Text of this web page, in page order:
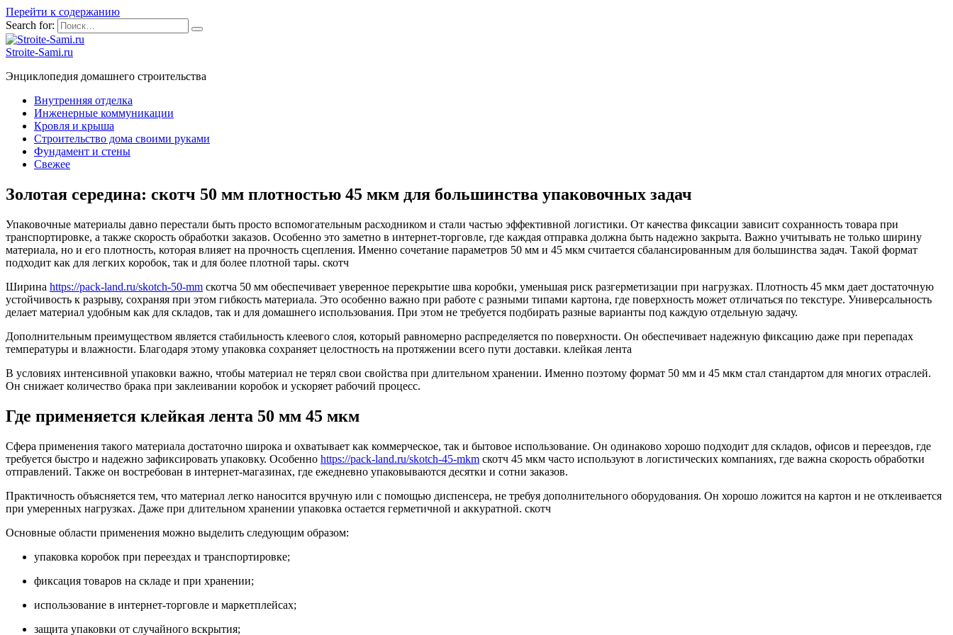
Перейти к содержанию
Search for:
Stroite-Sami.ru
Энциклопедия домашнего строительства
Внутренняя отделка
Инженерные коммуникации
Кровля и крыша
Строительство дома своими руками
Фундамент и стены
Свежее
Золотая середина: скотч 50 мм плотностью 45 мкм для большинства упаковочных задач
Упаковочные материалы давно перестали быть просто вспомогательным расходником и стали частью эффективной логистики. От качества фиксации зависит сохранность товара при
транспортировке, а также скорость обработки заказов. Особенно это заметно в интернет-торговле, где каждая отправка должна быть надежно закрыта. Важно учитывать не только ширину
материала, но и его плотность, которая влияет на прочность сцепления. Именно сочетание параметров 50 мм и 45 мкм считается сбалансированным для большинства задач. Такой формат
подходит как для легких коробок, так и для более плотной тары. скотч
Ширина https://pack-land.ru/skotch-50-mm скотча 50 мм обеспечивает уверенное перекрытие шва коробки, уменьшая риск разгерметизации при нагрузках. Плотность 45 мкм дает достаточную
устойчивость к разрыву, сохраняя при этом гибкость материала. Это особенно важно при работе с разными типами картона, где поверхность может отличаться по текстуре. Универсальность
делает материал удобным как для складов, так и для домашнего использования. При этом не требуется подбирать разные варианты под каждую отдельную задачу.
Дополнительным преимуществом является стабильность клеевого слоя, который равномерно распределяется по поверхности. Он обеспечивает надежную фиксацию даже при перепадах
температуры и влажности. Благодаря этому упаковка сохраняет целостность на протяжении всего пути доставки. клейкая лента
В условиях интенсивной упаковки важно, чтобы материал не терял свои свойства при длительном хранении. Именно поэтому формат 50 мм и 45 мкм стал стандартом для многих отраслей.
Он снижает количество брака при заклеивании коробок и ускоряет рабочий процесс.
Где применяется клейкая лента 50 мм 45 мкм
Сфера применения такого материала достаточно широка и охватывает как коммерческое, так и бытовое использование. Он одинаково хорошо подходит для складов, офисов и переездов, где
требуется быстро и надежно зафиксировать упаковку. Особенно https://pack-land.ru/skotch-45-mkm скотч 45 мкм часто используют в логистических компаниях, где важна скорость обработки
отправлений. Также он востребован в интернет-магазинах, где ежедневно упаковываются десятки и сотни заказов.
Практичность объясняется тем, что материал легко наносится вручную или с помощью диспенсера, не требуя дополнительного оборудования. Он хорошо ложится на картон и не отклеивается
при умеренных нагрузках. Даже при длительном хранении упаковка остается герметичной и аккуратной. скотч
Основные области применения можно выделить следующим образом:
упаковка коробок при переездах и транспортировке;
фиксация товаров на складе и при хранении;
использование в интернет-торговле и маркетплейсах;
защита упаковки от случайного вскрытия;